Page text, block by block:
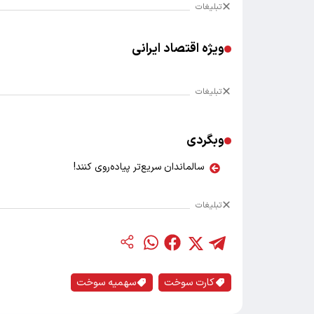
تبلیغات
ویژه اقتصاد ایرانی
تبلیغات
وبگردی
سالماندان سریع‌تر پیاده‌روی کنند!
تبلیغات
کارت سوخت سهمیه سوخت